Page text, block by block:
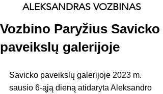
ALEKSANDRAS VOZBINAS
Vozbino Paryžius Savicko
paveikslų galerijoje
Savicko paveikslų galerijoje 2023 m.
sausio 6-ąją dieną atidaryta Aleksandro